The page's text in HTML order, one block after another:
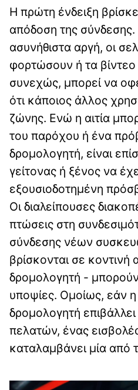
Η πρώτη ένδειξη
απόδοση της σύνδεσης.
ασυνήθιστα αργή, οι
φορτώσουν ή τα βίντεο
συνεχώς, μπορεί να
ότι κάποιος άλλος
ζώνης. Ενώ η αιτία
του παρόχου ή ένα
δρομολογητή, είναι
γείτονας ή ξένος να
εξουσιοδοτημένη
Οι διαλείπουσες
πτώσεις στη
σύνδεσης νέων
βρίσκονται σε
δρομολογητή -
υποψίες. Ομοίως, εάν
δρομολογητή
πελατών, ένας
καταλαμβάνει μία από